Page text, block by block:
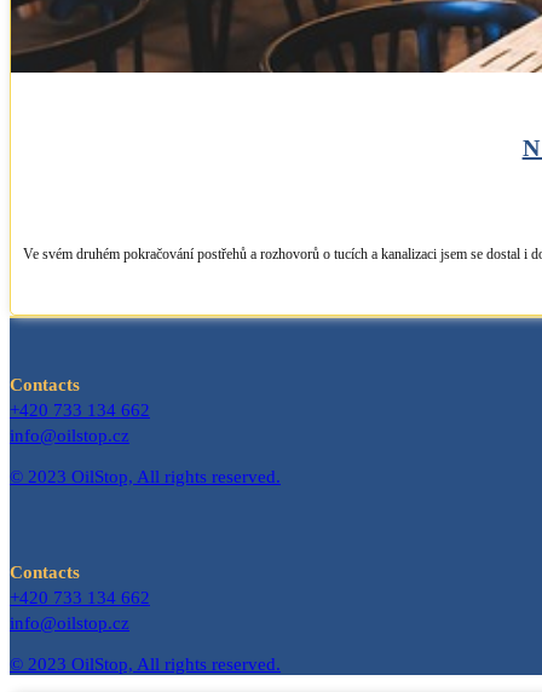
Ve svém druhém pokračování postřehů a rozhovorů o tucích a kanalizaci jsem se
Contacts
+420 733 134 662
info@oilstop.cz
© 2023 OilStop, All rights reserved.
Contacts
+420 733 134 662
info@oilstop.cz
© 2023 OilStop, All rights reserved.